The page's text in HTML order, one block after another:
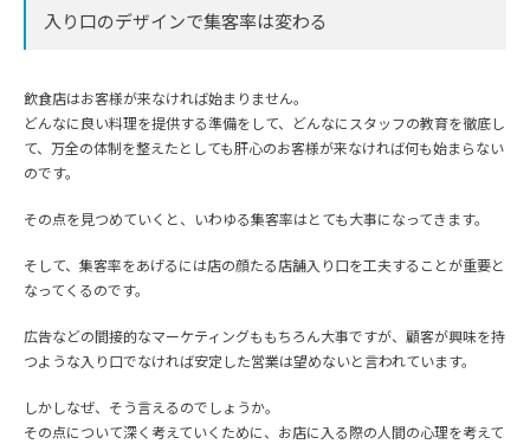
入り口のデザインで集客率は変わる
飲食店はお客様が来なければ始まりません。
どんなに良い料理を提供する準備をして、どんなにスタッフの教育を徹底し
て、万全の体制を整えたとしても肝心のお客様が来なければ何も始まらない
のです。
その点を見つめていくと、いわゆる集客率はとても大事になってきます。
そして、集客率をあげるには店の顔たる店舗入り口を工夫することが重要と
なってくるのです。
広告などの間接的なマーケティングももちろん大事ですが、顧客が興味を持
つような入り口でなければ安定した営業は望めないと言われています。
しかしなぜ、そう言えるのでしょうか。
その点について深く考えていくために、お店に入る際の人間の心理を考えて